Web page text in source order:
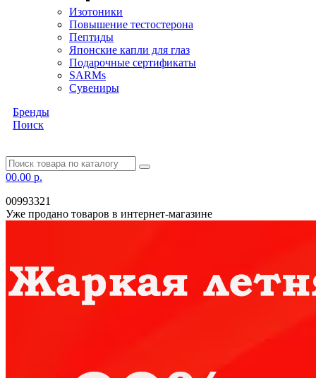
Изотоники
Повышение тестостерона
Пептиды
Японские капли для глаз
Подарочные сертификаты
SARMs
Сувениры
Бренды
Поиск
00.00 р.
00993321
Уже продано товаров в интернет-магазине